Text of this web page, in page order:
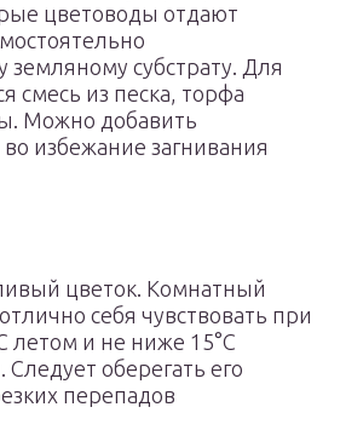
цветоводы отдают
земляному субстрату. Для
смесь из песка, торфа
Можно добавить
избежание загнивания
цветок. Комнатный
себя чувствовать при
летом и не ниже 15°С
оберегать его
перепадов